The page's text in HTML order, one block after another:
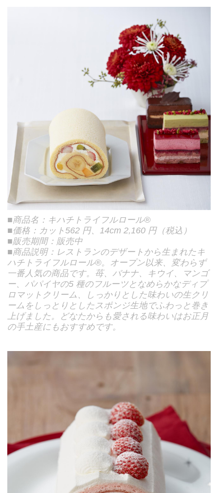
■商品名：キハチトライフルロール®
■価格：カット562 円、14cm 2,160 円（税込）
■販売期間：販売中
■商品説明：レストランのデザートから生まれたキ
ハチトライフルロール®。オープン以来、変わらず
一番人気の商品です。苺、バナナ、キウイ、マンゴ
ー、パパイヤの5 種のフルーツとなめらかなディプ
ロマットクリーム、しっかりとした味わいの生クリ
ームをしっとりとしたスポンジ生地でふわっと巻き
上げました。どなたからも愛される味わいはお正月
の手土産にもおすすめです。